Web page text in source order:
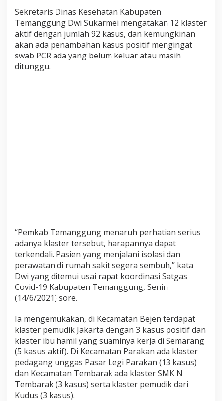
d
i
T
e
m
t
D
i
h
a
r
a
a
d
a
r
P
r
o
Sekretaris Dinas Kesehatan Kabupaten
Temanggung Dwi Sukarmei mengatakan 12 klaster
aktif dengan jumlah 92 kasus, dan kemungkinan
akan ada penambahan kasus positif mengingat
swab PCR ada yang belum keluar atau masih
ditunggu.
“Pemkab Temanggung menaruh perhatian serius
adanya klaster tersebut, harapannya dapat
terkendali. Pasien yang menjalani isolasi dan
perawatan di rumah sakit segera sembuh,” kata
Dwi yang ditemui usai rapat koordinasi Satgas
Covid-19 Kabupaten Temanggung, Senin
(14/6/2021) sore.
Ia mengemukakan, di Kecamatan Bejen terdapat
klaster pemudik Jakarta dengan 3 kasus positif dan
klaster ibu hamil yang suaminya kerja di Semarang
(5 kasus aktif). Di Kecamatan Parakan ada klaster
pedagang unggas Pasar Legi Parakan (13 kasus)
dan Kecamatan Tembarak ada klaster SMK N
Tembarak (3 kasus) serta klaster pemudik dari
Kudus (3 kasus).